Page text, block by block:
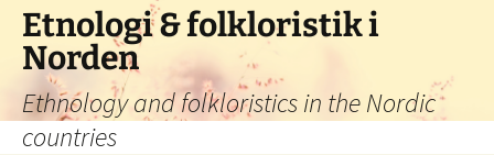
Hoppa
innehåll
Etnologi & folkloristik i
Norden
Ethnology and folkloristics in the Nordic
countries